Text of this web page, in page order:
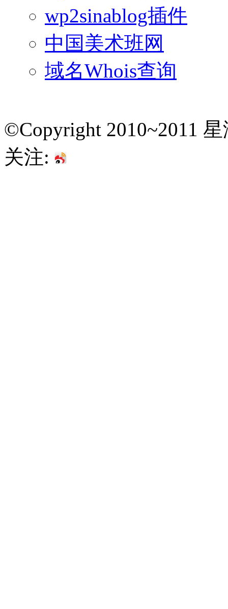
wp2sinablog插件
中国美术班网
域名Whois查询
©Copyright 2010~2011
关注: